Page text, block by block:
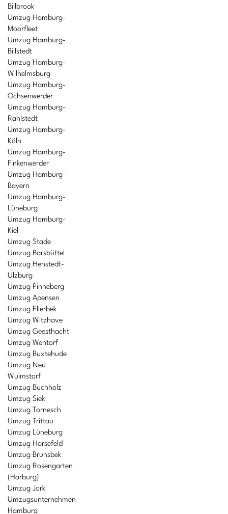
Billbrook
Umzug Hamburg-
Moorfleet
Umzug Hamburg-
Billstedt
Umzug Hamburg-
Wilhelmsburg
Umzug Hamburg-
Ochsenwerder
Umzug Hamburg-
Rahlstedt
Umzug Hamburg-
Köln
Umzug Hamburg-
Finkenwerder
Umzug Hamburg-
Bayern
Umzug Hamburg-
Lüneburg
Umzug Hamburg-
Kiel
Umzug Stade
Umzug Barsbüttel
Umzug Henstedt-
Ulzburg
Umzug Pinneberg
Umzug Apensen
Umzug Ellerbek
Umzug Witzhave
Umzug Geesthacht
Umzug Wentorf
Umzug Buxtehude
Umzug Neu
Wulmstorf
Umzug Buchholz
Umzug Siek
Umzug Tornesch
Umzug Trittau
Umzug Lüneburg
Umzug Harsefeld
Umzug Brunsbek
Umzug Rosengarten
(Harburg)
Umzug Jork
Umzugsunternehmen
Hamburg